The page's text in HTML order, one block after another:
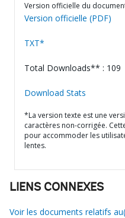
Version officielle du
Version officielle (PDF)
TXT*
Total Downloads** : 109
Download Stats
*La version texte est une
caractères non-corrigée.
pour accommoder les
lentes.
LIENS CONNEXES
Voir les documents relatifs